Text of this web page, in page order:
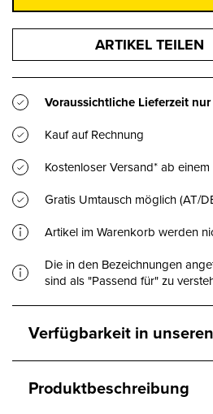
ARTIKEL TEILEN
Voraussichtliche Lieferzeit nur
Kauf auf Rechnung
Kostenloser Versand* ab
Gratis Umtausch möglich (AT/
Artikel im Warenkorb werden
Die in den Bezeichnungen
sind als "Passend für" zu
Verfügbarkeit in
Produktbeschreibung